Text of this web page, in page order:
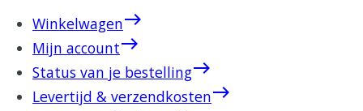
Winkelwageneast
Mijn accounteast
Status van je bestellingeast
Levertijd & verzendkosteneast